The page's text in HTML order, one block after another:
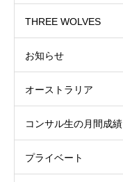
THREE WOLVES
お知らせ
オーストラリア
コンサル生の月間成績
プライベート